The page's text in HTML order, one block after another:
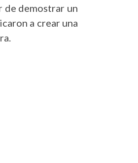
de demostrar un
a crear una